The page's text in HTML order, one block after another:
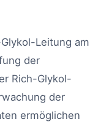
Leitung am
der
Rich-Glykol-
der
ermöglichen